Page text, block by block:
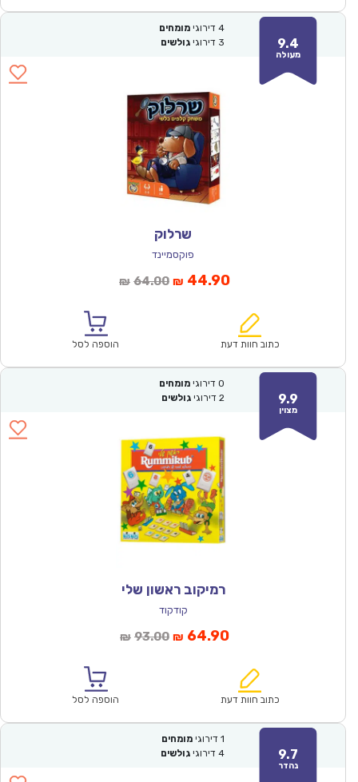
9.4
מעולה
4 דירוגי מומחים
3 דירוגי גולשים
שרלוק
פוקסמיינד
₪ 64.00המחיר
₪64.00.
₪ 44.90המחיר
הוא:
כתוב חוות דעת הוספה לסל
9.9
מצוין
0 דירוגי מומחים
2 דירוגי גולשים
רמיקוב ראשון שלי
קודקוד
₪ 93.00המחיר
₪93.00.
₪ 64.90המחיר
הוא:
כתוב חוות דעת הוספה לסל
9.7
נהדר
1 דירוגי מומחים
4 דירוגי גולשים